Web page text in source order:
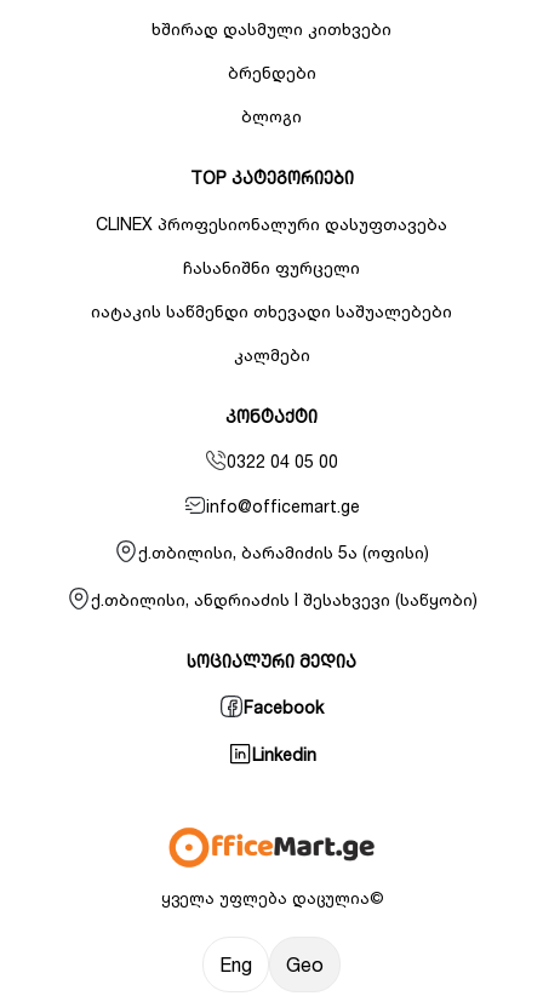
ყველა უფლება დაცულია©
Eng Geo
ხშირად დასმული კითხვები
ბრენდები
ბლოგი
TOP კატეგორიები
CLINEX პროფესიონალური დასუფთავება
ჩასანიშნი ფურცელი
იატაკის საწმენდი თხევადი საშუალებები
კალმები
კონტაქტი
0322 04 05 00
info@officemart.ge
ქ.თბილისი, ბარამიძის 5ა (ოფისი)
ქ.თბილისი, ანდრიაძის I შესახვევი (საწყობი)
სოციალური მედია
Facebook
Linkedin